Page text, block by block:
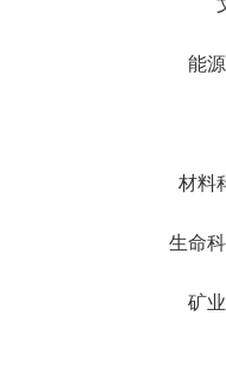
能
材料
生命
矿